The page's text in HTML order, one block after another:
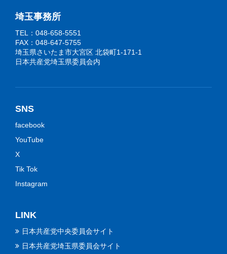
埼玉事務所
TEL：048-658-5551
FAX：048-647-5755
埼玉県さいたま市大宮区 北袋町1-171-1
日本共産党埼玉県委員会内
SNS
facebook
YouTube
X
Tik Tok
Instagram
LINK
日本共産党中央委員会サイト
日本共産党埼玉県委員会サイト